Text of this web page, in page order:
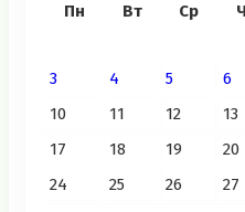
Пн
Вт Ср
3
4 5 6
10
11 12 13
17
18 19 20
24
25 26 27